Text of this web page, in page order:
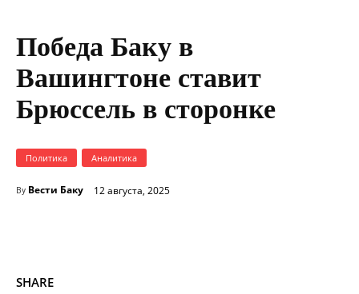
Победа Баку в
Вашингтоне ставит
Брюссель в сторонке
Политика Аналитика
By Вести Баку 12 августа, 2025
SHARE